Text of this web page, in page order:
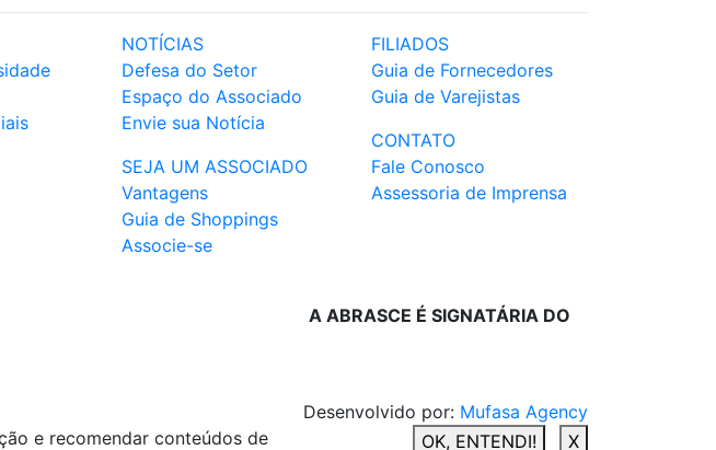
NOTÍCIAS
Defesa do Setor
Espaço do Associado
Envie sua Notícia
SEJA UM ASSOCIADO
Vantagens
Guia de Shoppings
Associe-se
FILIADOS
Guia de Fornecedores
Guia de Varejistas
CONTATO
Fale Conosco
Assessoria de Imprensa
A ABRASCE É SIGNATÁRIA DO
Desenvolvido por: Mufasa Agency
e recomendar conteúdos de
OK, ENTENDI! X